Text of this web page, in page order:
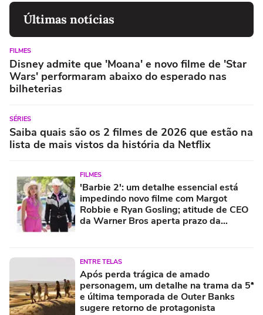
Últimas notícias
FILMES
Disney admite que 'Moana' e novo filme de 'Star
Wars' performaram abaixo do esperado nas
bilheterias
SÉRIES
Saiba quais são os 2 filmes de 2026 que estão na
lista de mais vistos da história da Netflix
FILMES
'Barbie 2': um detalhe essencial está
impedindo novo filme com Margot
Robbie e Ryan Gosling; atitude de CEO
da Warner Bros aperta prazo da
ENTRE TELAS
Após perda trágica de amado
personagem, um detalhe na trama da 5ª
e última temporada de Outer Banks
sugere retorno de protagonista